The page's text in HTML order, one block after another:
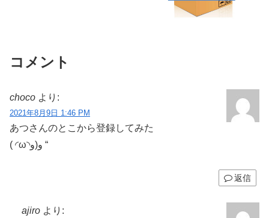
コメント
choco より:
2021年8月9日 1:46 PM
あつさんのとこから登録してみた
( ◜ω◝و(و “
返信
ajiro より: